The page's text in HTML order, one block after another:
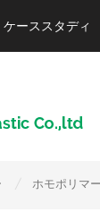
ケーススタディ
ホモポリマ